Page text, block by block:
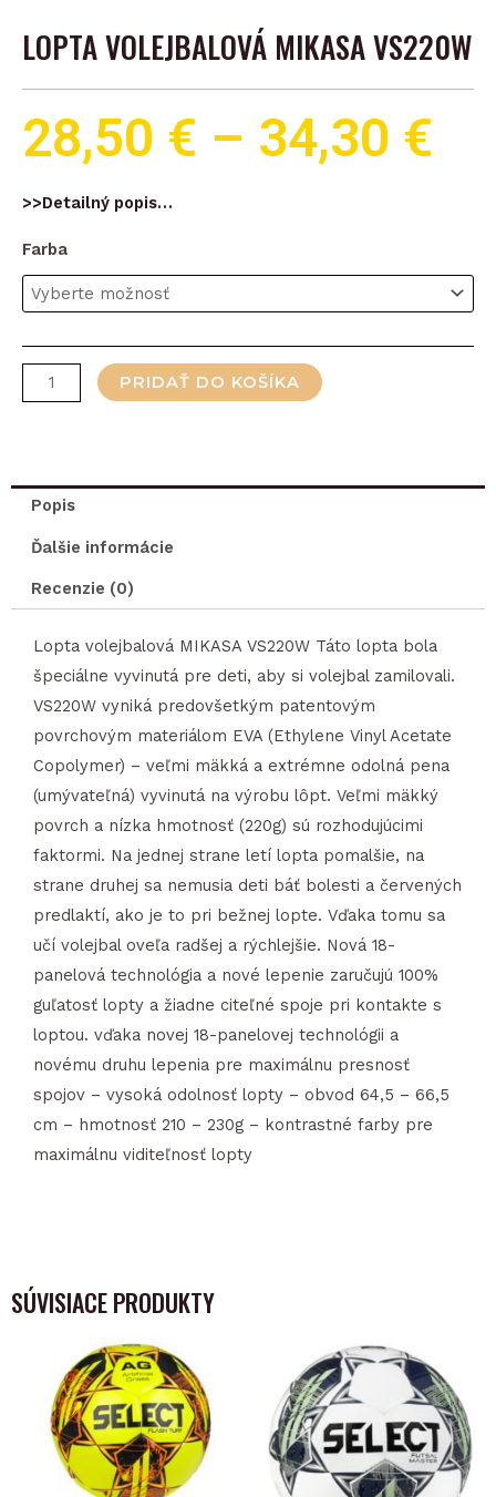
LOPTA VOLEJBALOVÁ MIKASA VS220W
28,50 € – 34,30 €
>>Detailný popis…
Farba
množstvo
Lopta
volejbalová
VS220W
PRIDAŤ DO KOŠÍKA
Popis
Ďalšie informácie
Recenzie (0)
Lopta volejbalová MIKASA VS220W Táto lopta bola
špeciálne vyvinutá pre deti, aby si volejbal zamilovali.
VS220W vyniká predovšetkým patentovým
povrchovým materiálom EVA (Ethylene Vinyl Acetate
Copolymer) – veľmi mäkká a extrémne odolná pena
(umývateľná) vyvinutá na výrobu lôpt. Veľmi mäkký
povrch a nízka hmotnosť (220g) sú rozhodujúcimi
faktormi. Na jednej strane letí lopta pomalšie, na
strane druhej sa nemusia deti báť bolesti a červených
predlaktí, ako je to pri bežnej lopte. Vďaka tomu sa
učí volejbal oveľa radšej a rýchlejšie. Nová 18-
panelová technológia a nové lepenie zaručujú 100%
guľatosť lopty a žiadne citeľné spoje pri kontakte s
loptou. vďaka novej 18-panelovej technológii a
novému druhu lepenia pre maximálnu presnosť
spojov – vysoká odolnosť lopty – obvod 64,5 – 66,5
cm – hmotnosť 210 – 230g – kontrastné farby pre
maximálnu viditeľnosť lopty
SÚVISIACE PRODUKTY
product
multiple
variants.
product
has
multiple
variants.